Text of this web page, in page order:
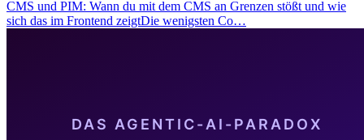
CMS und PIM: Wann du mit dem CMS an Grenzen stößt und wie
sich das im Frontend zeigtDie wenigsten Co…